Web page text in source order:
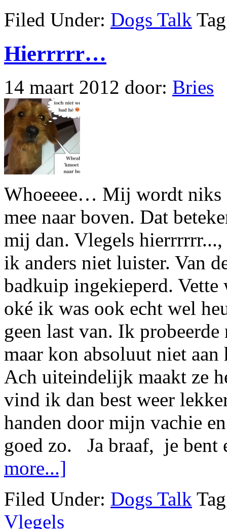
Filed Under: Dogs Talk
Hierrrrr…
14 maart 2012 door: Bries
Whoeeee… Mij wordt niks
mee naar boven. Dat
mij dan. Vlegels
ik anders niet luister. Van
badkuip ingekieperd. Vette
oké ik was ook echt wel
geen last van. Ik
maar kon absoluut niet
Ach uiteindelijk maakt ze
vind ik dan best weer
handen door mijn vachie
goed zo. Ja braaf, je bent
more...]
Filed Under: Dogs Talk
Vlegels